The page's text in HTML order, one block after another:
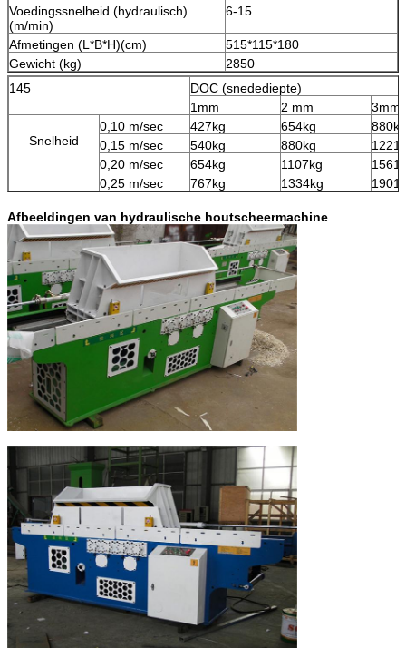
Voedingssnelheid (hydraulisch)
(m/min)
6-15
Afmetingen (L*B*H)(cm)
515*115*180
Gewicht (kg)
2850
145
DOC (snedediepte)
1mm
2 mm 3mm
Snelheid
0,10 m/sec 427kg 654kg
880kg
0,15 m/sec
540kg 880kg
0,20 m/sec
654kg 1107kg
0,25 m/sec
767kg 1334kg
Afbeeldingen van hydraulische houtscheermachine